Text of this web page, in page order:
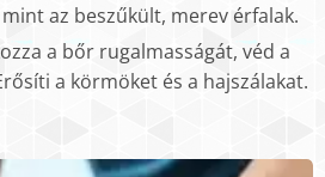
az beszűkült, merev érfalak.
a bőr rugalmasságát, véd a
a körmöket és a hajszálakat.